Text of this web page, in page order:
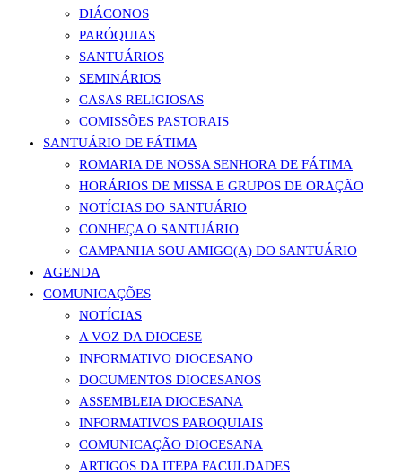
DIÁCONOS
PARÓQUIAS
SANTUÁRIOS
SEMINÁRIOS
CASAS RELIGIOSAS
COMISSÕES PASTORAIS
SANTUÁRIO DE FÁTIMA
ROMARIA DE NOSSA SENHORA DE FÁTIMA
HORÁRIOS DE MISSA E GRUPOS DE ORAÇÃO
NOTÍCIAS DO SANTUÁRIO
CONHEÇA O SANTUÁRIO
CAMPANHA SOU AMIGO(A) DO SANTUÁRIO
AGENDA
COMUNICAÇÕES
NOTÍCIAS
A VOZ DA DIOCESE
INFORMATIVO DIOCESANO
DOCUMENTOS DIOCESANOS
ASSEMBLEIA DIOCESANA
INFORMATIVOS PAROQUIAIS
COMUNICAÇÃO DIOCESANA
ARTIGOS DA ITEPA FACULDADES